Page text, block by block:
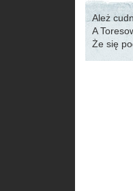
Ależ
A
Że się